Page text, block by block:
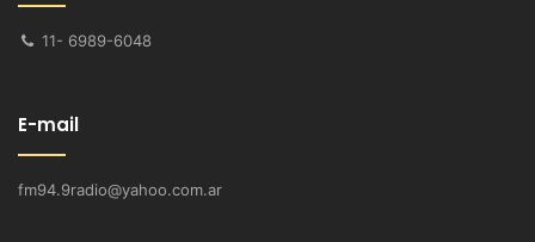
11- 6989-6048
E-mail
fm94.9radio@yahoo.com.ar